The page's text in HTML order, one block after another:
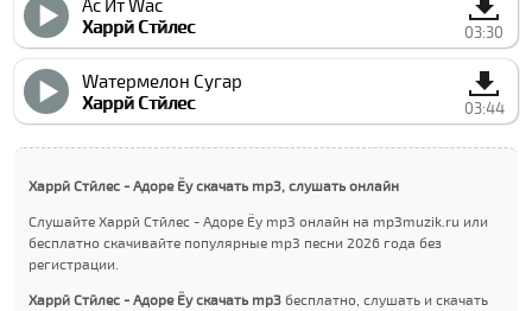
Ас Ит Wас
Харрй Стйлес
03:30
Wатермелон Сугар
Харрй Стйлес
03:44
Харрй Стйлес - Адоре Ёу скачать mp3, слушать онлайн
Слушайте Харрй Стйлес - Адоре Ёу mp3 онлайн на mp3muzik.ru или
бесплатно скачивайте популярные mp3 песни 2026 года без
регистрации.
Харрй Стйлес - Адоре Ёу скачать mp3 бесплатно, слушать и скачать